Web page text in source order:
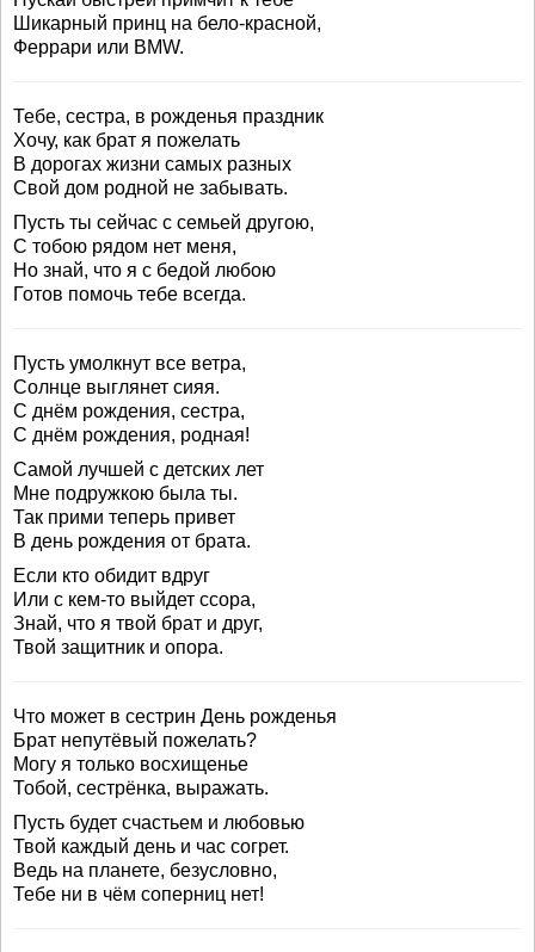
Шикарный принц на бело-красной,
Феррари или BMW.
Тебе, сестра, в рожденья праздник
Хочу, как брат я пожелать
В дорогах жизни самых разных
Свой дом родной не забывать.
Пусть ты сейчас с семьей другою,
С тобою рядом нет меня,
Но знай, что я с бедой любою
Готов помочь тебе всегда.
Пусть умолкнут все ветра,
Солнце выглянет сияя.
С днём рождения, сестра,
С днём рождения, родная!
Самой лучшей с детских лет
Мне подружкою была ты.
Так прими теперь привет
В день рождения от брата.
Если кто обидит вдруг
Или с кем-то выйдет ссора,
Знай, что я твой брат и друг,
Твой защитник и опора.
Что может в сестрин День рожденья
Брат непутёвый пожелать?
Могу я только восхищенье
Тобой, сестрёнка, выражать.
Пусть будет счастьем и любовью
Твой каждый день и час согрет.
Ведь на планете, безусловно,
Тебе ни в чём соперниц нет!